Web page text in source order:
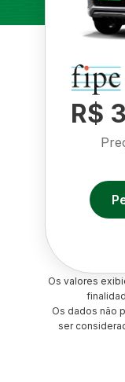
R$
Os valores
Os dados não
ser